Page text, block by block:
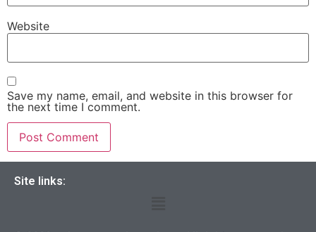
Website
Save my name, email, and website in this browser for
the next time I comment.
Site links: